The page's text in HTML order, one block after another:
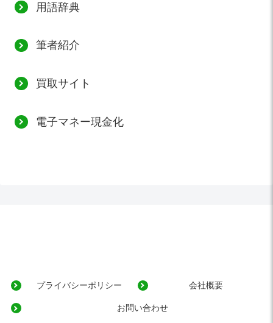
用語辞典
筆者紹介
買取サイト
電子マネー現金化
プライバシーポリシー 会社概要
お問い合わせ